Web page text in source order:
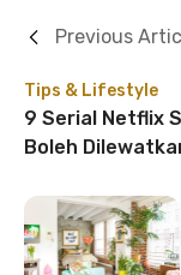
Tips & Lifestyle
9 Serial Netflix
Boleh
Previous